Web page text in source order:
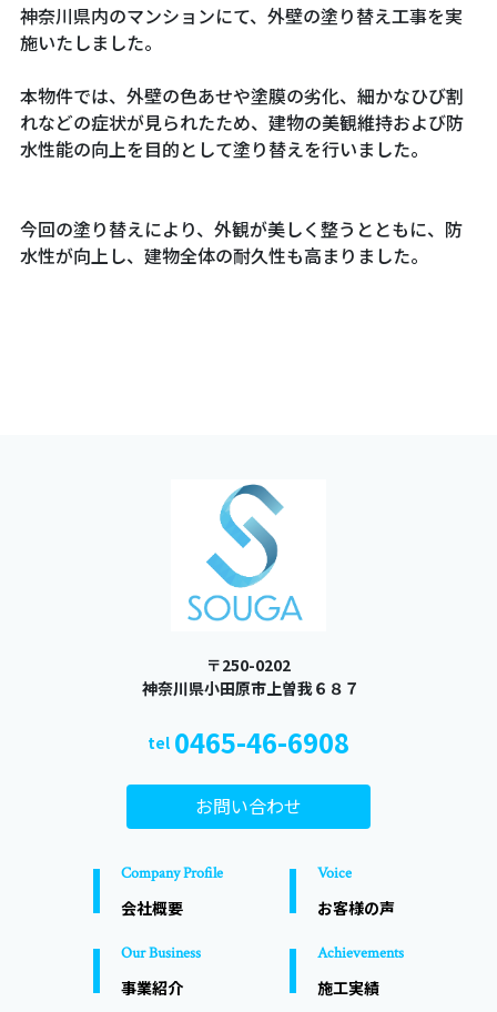
神奈川県内のマンションにて、外壁の塗り替え工事を実
施いたしました。
本物件では、外壁の色あせや塗膜の劣化、細かなひび割
れなどの症状が見られたため、建物の美観維持および防
水性能の向上を目的として塗り替えを行いました。
今回の塗り替えにより、外観が美しく整うとともに、防
水性が向上し、建物全体の耐久性も高まりました。
〒250-0202
​​​​​​​ 神奈川県小田原市上曽我６８７
tel 0465-46-6908
お問い合わせ
Company Profile
会社概要
Our Business
事業紹介
Voice
お客様の声
Achievements
施工実績